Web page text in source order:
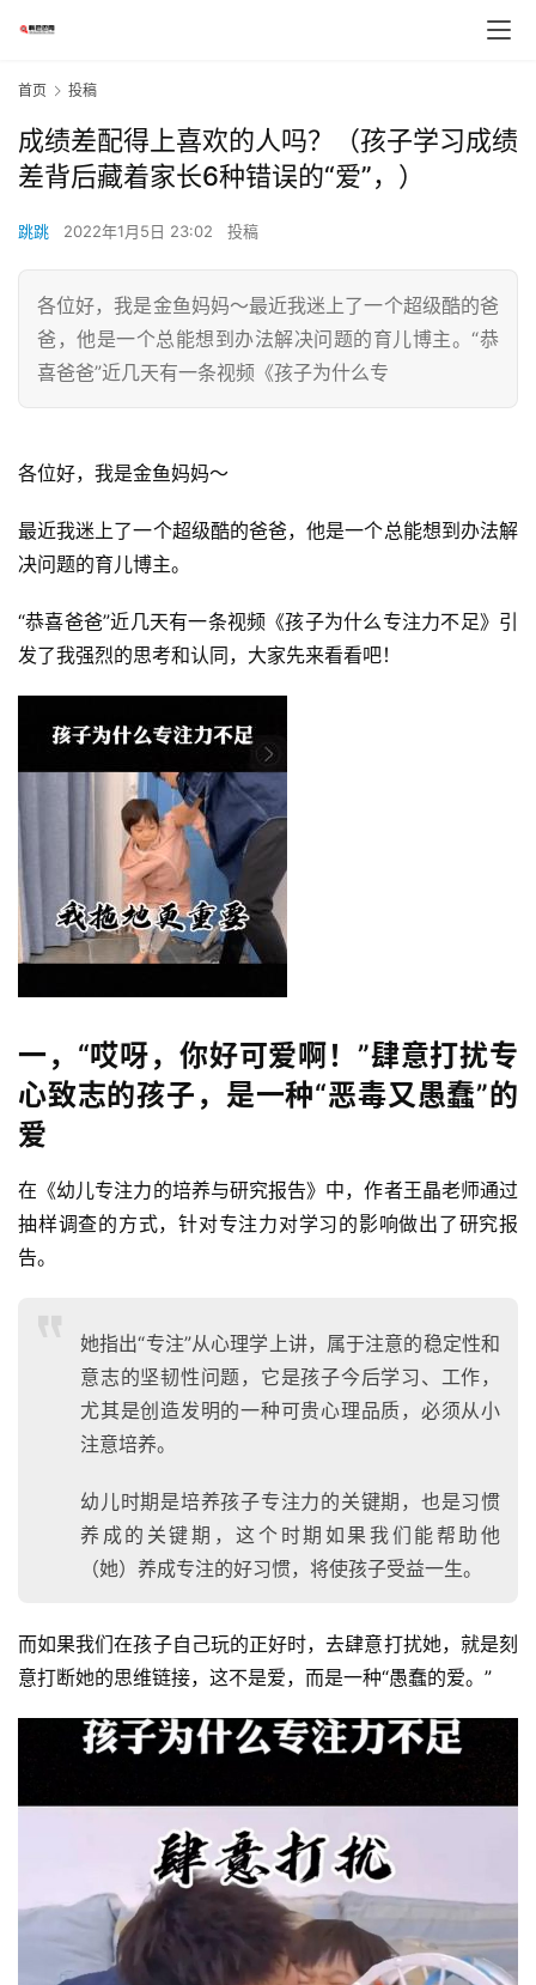
首页 投稿
成绩差配得上喜欢的人吗？（孩子学习成绩
差背后藏着家长6种错误的“爱”，）
跳跳 2022年1月5日 23:02 投稿
各位好，我是金鱼妈妈～最近我迷上了一个超级酷的爸
爸，他是一个总能想到办法解决问题的育儿博主。“恭
喜爸爸”近几天有一条视频《孩子为什么专
各位好，我是金鱼妈妈～
最近我迷上了一个超级酷的爸爸，他是一个总能想到办法解
决问题的育儿博主。
“恭喜爸爸”近几天有一条视频《孩子为什么专注力不足》引
发了我强烈的思考和认同，大家先来看看吧！
一，“哎呀，你好可爱啊！”肆意打扰专
心致志的孩子，是一种“恶毒又愚蠢”的
爱
在《幼儿专注力的培养与研究报告》中，作者王晶老师通过
抽样调查的方式，针对专注力对学习的影响做出了研究报
告。
她指出“专注”从心理学上讲，属于注意的稳定性和
意志的坚韧性问题，它是孩子今后学习、工作，
尤其是创造发明的一种可贵心理品质，必须从小
注意培养。
幼儿时期是培养孩子专注力的关键期，也是习惯
养成的关键期，这个时期如果我们能帮助他
（她）养成专注的好习惯，将使孩子受益一生。
而如果我们在孩子自己玩的正好时，去肆意打扰她，就是刻
意打断她的思维链接，这不是爱，而是一种“愚蠢的爱。”